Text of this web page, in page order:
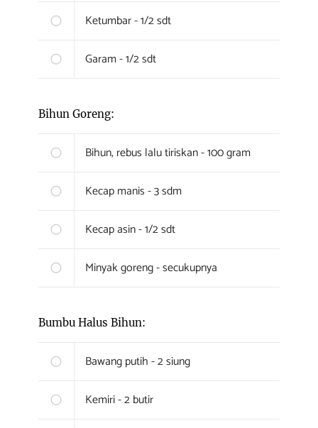
Ketumbar - 1/2 sdt
Garam - 1/2 sdt
Bihun Goreng:
Bihun, rebus lalu tiriskan - 100 gram
Kecap manis - 3 sdm
Kecap asin - 1/2 sdt
Minyak goreng - secukupnya
Bumbu Halus Bihun:
Bawang putih - 2 siung
Kemiri - 2 butir